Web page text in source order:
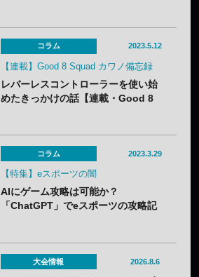
コラム 2023.5.12
【連載】Good 8 Squad カワノ備忘録
レバーレスコントローラーを使い始
めたきっかけの話【連載・Good 8
コラム 2023.3.29
【特集】eスポーツの闇
AIにゲーム攻略は可能か？
「ChatGPT」でeスポーツの攻略記
大会情報 2026.8.6